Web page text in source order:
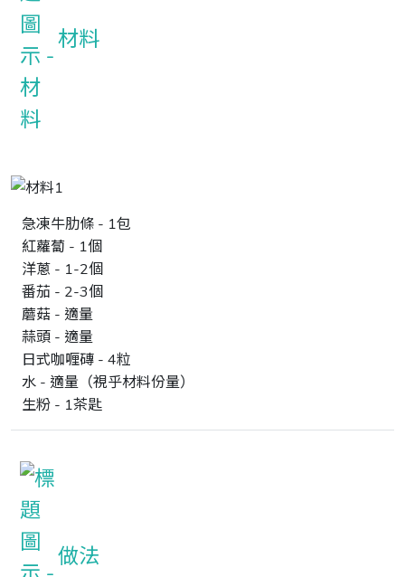
材料
急凍牛肋條 - 1包
紅蘿蔔 - 1個
洋蔥 - 1-2個
番茄 - 2-3個
蘑菇 - 適量
蒜頭 - 適量
日式咖喱磚 - 4粒
水 - 適量 （視乎材料份量）
生粉 - 1茶匙
做法